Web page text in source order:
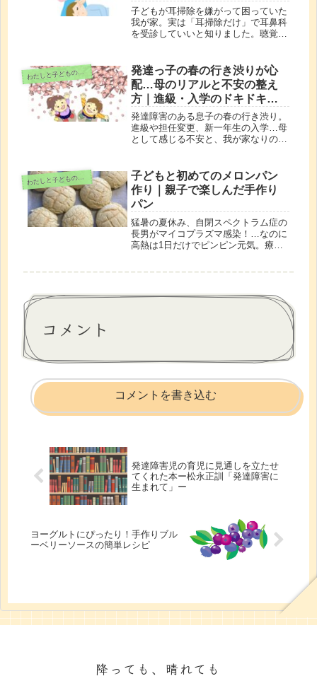
子どもが耳掃除を嫌がって困っていた
我が家。実は「耳掃除だけ」で耳鼻科
を受診していいと知りました。聴覚過
わ
たしと子どもの時間
発達っ子の春の行き渋りが心
配…母のリアルと不安の整え
方｜進級・入学のドキドキ対
策
発達障害のある息子の春の行き渋り。
進級や担任変更、新一年生の入学…母
として感じる不安と、我が家なりの心
わ
たしと子どもの時間
子どもと初めてのメロンパン
作り｜親子で楽しんだ手作り
パン
猛暑の夏休み、自閉スペクトラム症の
長男がマイコプラズマ感染！…なのに
高熱は1日だけでピンピン元気。療育
コメント
コメントを書き込む
発達障害児の育児に見通しを立たせ
てくれた本ー松永正訓「発達障害に
生まれて」ー
ヨーグルトにぴったり！手作りブル
ーベリーソースの簡単レシピ
降っても、晴れても